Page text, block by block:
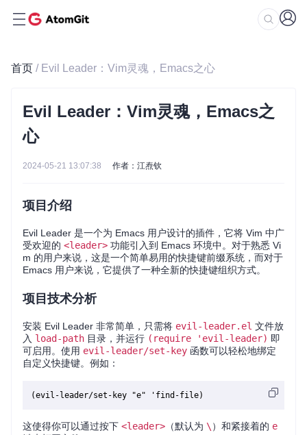
首页 / Evil Leader：Vim灵魂，Emacs之心
Evil Leader：Vim灵魂，Emacs之
心
2024-05-21 13:07:38 作者：江焘钦
项目介绍
Evil Leader 是一个为 Emacs 用户设计的插件，它将 Vim 中广
受欢迎的 <leader> 功能引入到 Emacs 环境中。对于熟悉 Vi
m 的用户来说，这是一个简单易用的快捷键前缀系统，而对于
Emacs 用户来说，它提供了一种全新的快捷键组织方式。
项目技术分析
安装 Evil Leader 非常简单，只需将 evil-leader.el 文件放
入 load-path 目录，并运行 (require 'evil-leader) 即
可启用。使用 evil-leader/set-key 函数可以轻松地绑定
自定义快捷键。例如：
这使得你可以通过按下 <leader> （默认为 \ ）和紧接着的 e